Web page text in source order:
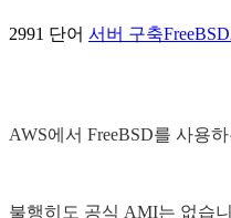
2991 단어 서버 구축FreeBSD
AWS에서 FreeBSD를 사용
불행히도 공식 AMI는 없습